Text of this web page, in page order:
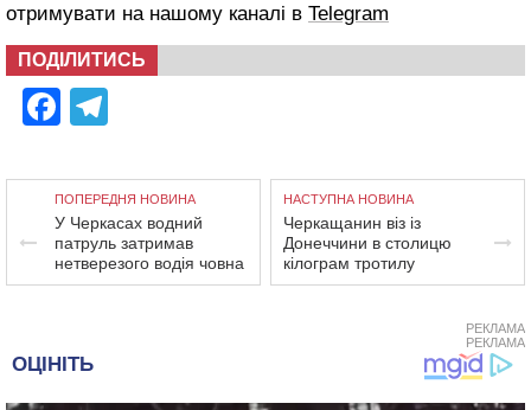
отримувати на нашому каналі в Telegram
ПОДІЛИТИСЬ
Facebook
ПОПЕРЕДНЯ НОВИНА
У Черкасах водний
патруль затримав
нетверезого водія човна
НАСТУПНА НОВИНА
Черкащанин віз із
Донеччини в столицю
кілограм тротилу
РЕКЛАМА
РЕКЛАМА